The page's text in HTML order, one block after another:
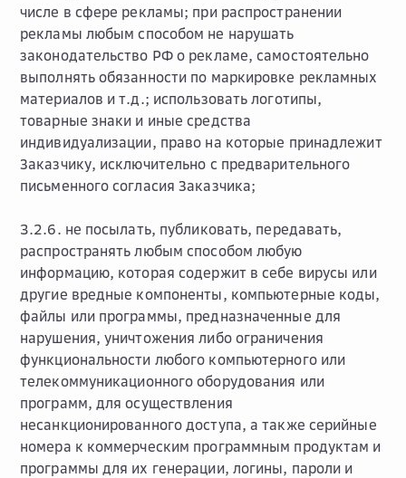
числе в сфере рекламы; при распространении
рекламы любым способом не нарушать
законодательство РФ о рекламе, самостоятельно
выполнять обязанности по маркировке рекламных
материалов и т.д.; использовать логотипы,
товарные знаки и иные средства
индивидуализации, право на которые принадлежит
Заказчику, исключительно с предварительного
письменного согласия Заказчика;
3.2.6. не посылать, публиковать, передавать,
распространять любым способом любую
информацию, которая содержит в себе вирусы или
другие вредные компоненты, компьютерные коды,
файлы или программы, предназначенные для
нарушения, уничтожения либо ограничения
функциональности любого компьютерного или
телекоммуникационного оборудования или
программ, для осуществления
несанкционированного доступа, а также серийные
номера к коммерческим программным продуктам и
программы для их генерации, логины, пароли и